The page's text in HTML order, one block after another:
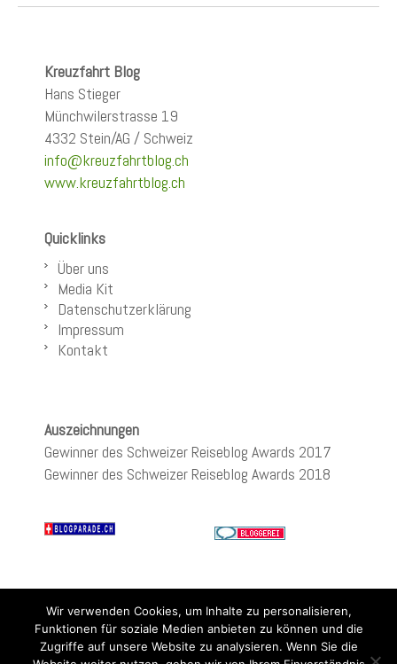
Kreuzfahrt Blog
Hans Stieger
Münchwilerstrasse 19
4332 Stein/AG / Schweiz
info@kreuzfahrtblog.ch
www.kreuzfahrtblog.ch
Quicklinks
Über uns
Media Kit
Datenschutzerklärung
Impressum
Kontakt
Auszeichnungen
Gewinner des Schweizer Reiseblog Awards 2017
Gewinner des Schweizer Reiseblog Awards 2018
Wir verwenden Cookies, um Inhalte zu personalisieren,
Funktionen für soziale Medien anbieten zu können und die
Zugriffe auf unsere Website zu analysieren. Wenn Sie die